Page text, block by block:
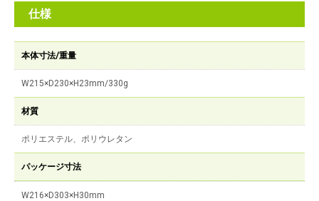
仕様
本体寸法/重量
W215×D230×H23mm/330g
材質
ポリエステル、ポリウレタン
パッケージ寸法
W216×D303×H30mm